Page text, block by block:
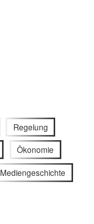
Regelung
Ökonomie
Mediengeschichte